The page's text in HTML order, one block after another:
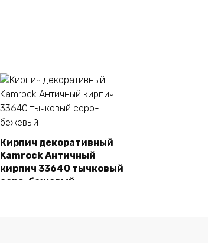
В корзину
Кирпич декоративный
Kamrock Античный
кирпич 33640 тычковый
серо-бежевый